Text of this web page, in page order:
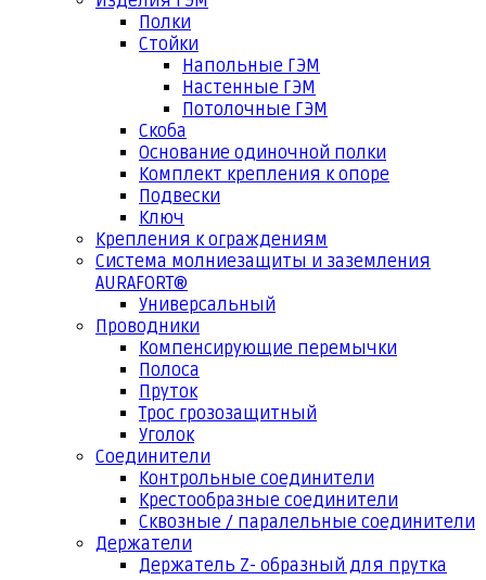
Полки
Стойки
Напольные ГЭМ
Настенные ГЭМ
Потолочные ГЭМ
Скоба
Основание одиночной полки
Комплект крепления к опоре
Подвески
Ключ
Крепления к ограждениям
Система молниезащиты и заземления
AURAFORT®
Универсальный
Проводники
Компенсирующие перемычки
Полоса
Пруток
Трос грозозащитный
Уголок
Соединители
Контрольные соединители
Крестообразные соединители
Сквозные / паралельные соединители
Держатели
Держатель Z- образный для прутка